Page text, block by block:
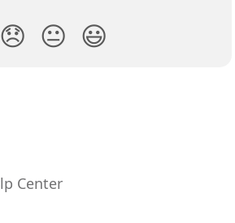
😞 😐 😃